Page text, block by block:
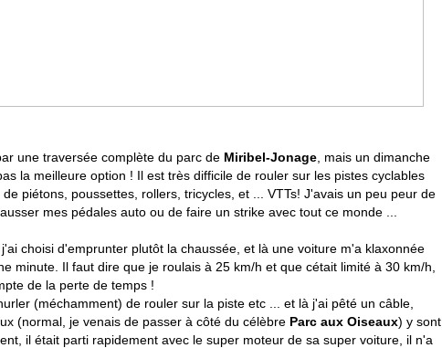
une traversée complète du parc de Miribel-Jonage , mais un dimanche
la meilleure option ! Il est très difficile de rouler sur les pistes cyclables
piétons, poussettes, rollers, tricycles, et ... VTTs! J'avais un peu peur de
mes pédales auto ou de faire un strike avec tout ce monde ...
choisi d'emprunter plutôt la chaussée, et là une voiture m'a klaxonnée
minute. Il faut dire que je roulais à 25 km/h et que cétait limité à 30 km/h,
de la perte de temps !
(méchamment) de rouler sur la piste etc ... et là j'ai pêté un câble,
(normal, je venais de passer à côté du célèbre Parc aux Oiseaux) y sont
il était parti rapidement avec le super moteur de sa super voiture, il n'a